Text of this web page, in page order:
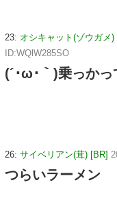
23: オシキャット(ゾウガメ)
ID:WQlW285SO
(´･ω･｀)乗っかっ
26: サイベリアン(茸) [BR]
つらいラーメン